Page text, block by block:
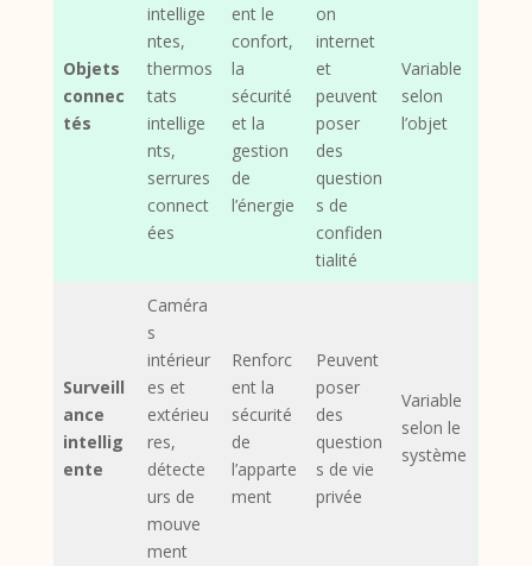
Objets
connec
tés
intellige
ntes,
thermos
tats
intellige
nts,
serrures
connect
ées
ent le
confort,
la
sécurité
et la
gestion
de
l’énergie
on
internet
et
peuvent
poser
des
question
s de
confiden
tialité
Variable
selon
l’objet
Surveill
ance
intellig
ente
Caméra
s
intérieur
es et
extérieu
res,
détecte
urs de
mouve
ment
Renforc
ent la
sécurité
de
l’apparte
ment
Peuvent
poser
des
question
s de vie
privée
Variable
selon le
système